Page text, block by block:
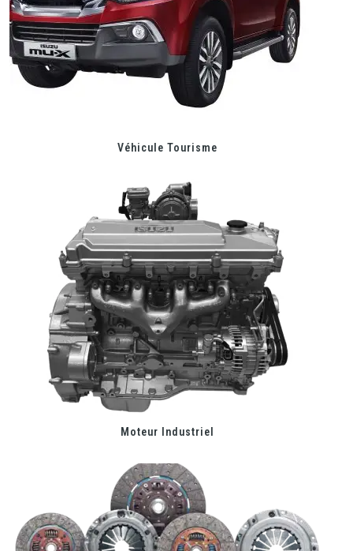
Véhicule Tourisme
Moteur Industriel